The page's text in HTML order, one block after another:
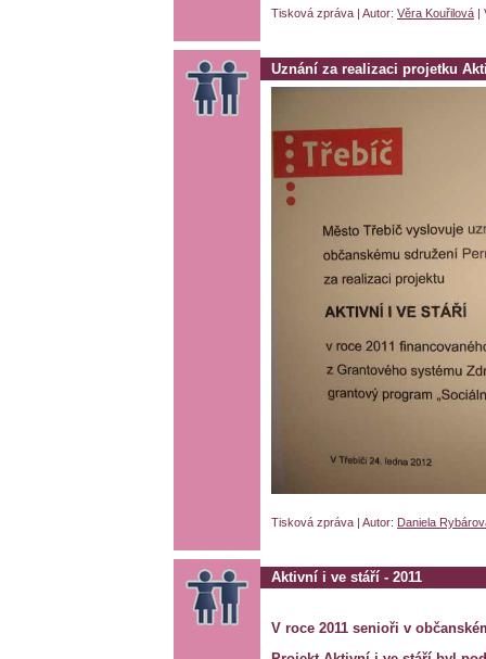
Tisková zpráva | Autor: Věra Kouřilová |
Uznání za realizaci projetku
Tisková zpráva | Autor: Daniela
Aktivní i ve stáří - 2011
V roce 2011 senioři v